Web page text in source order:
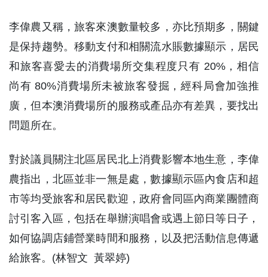
李偉農又稱，旅客來澳數量較多，亦比預期多，關鍵
是保持趨勢。移動支付和相關流水賬數據顯示，居民
和旅客喜愛去的消費場所交集程度只有 20%，相信
尚有 80%消費場所未被旅客發掘，經科局會加強推
廣，但本澳消費場所的服務或產品亦有差異，要找出
問題所在。
對於議員關注北區居民北上消費影響本地生意，李偉
農指出，北區並非一無是處，數據顯示區內食店和超
市等均受旅客和居民歡迎，政府會同區內商業團體商
討引客入區，包括在舉辦演唱會或遇上節日等日子，
如何協調店鋪營業時間和服務，以及把活動信息傳遞
給旅客。(林智文 黃翠婷)